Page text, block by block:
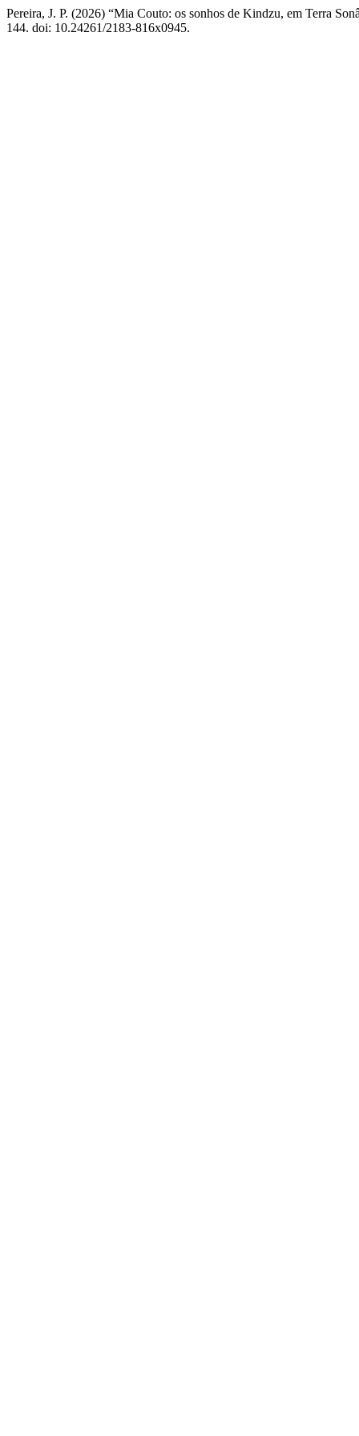
Pereira, J. P. (2026) “Mia Couto: os sonhos de Kindzu, em Terra
144. doi: 10.24261/2183-816x0945.